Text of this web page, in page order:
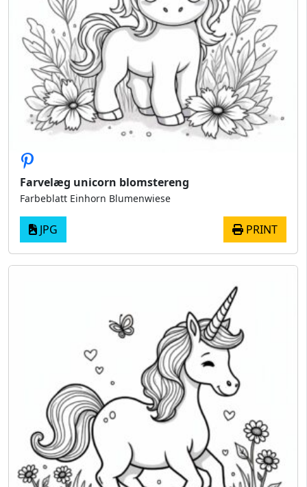
Farvelæg unicorn blomstereng
Farbeblatt Einhorn Blumenwiese
JPG PRINT